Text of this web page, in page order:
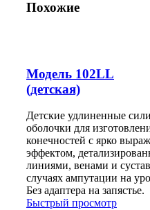
персональных данных
2.7 Предоставление
результатом которых является
определенному кругу лиц;
2.8 Уничтожение
результатом которых является
персональных на ЭВМ или
3. Оператор может
3.1 Адрес электронной почты
3.2 Номер телефона
Похожие
Модель 102LL
(детская)
Детские удлиненные
оболочки для
конечностей с ярко
эффектом,
линиями, венами и
случаях ампутации на
Без адаптера на запястье.
Быстрый просмотр